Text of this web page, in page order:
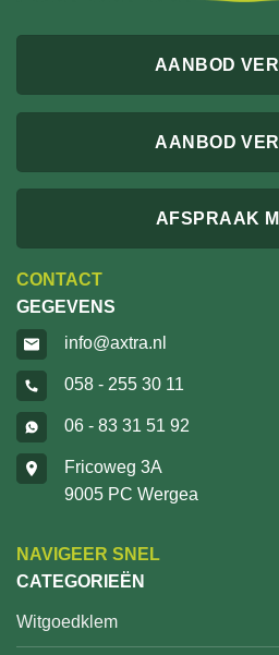
AANBOD
AANBOD
AFSPRAAK
CONTACT
GEGEVENS
info@axtra.nl
058 - 255 30 11
06 - 83 31 51 92
Fricoweg 3A
9005 PC Wergea
NAVIGEER SNEL
CATEGORIEËN
Witgoedklem